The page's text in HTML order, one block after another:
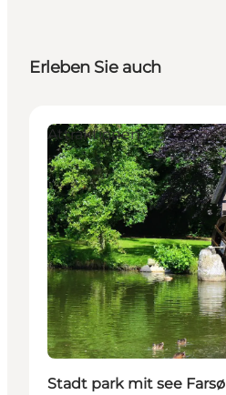
Erleben Sie auch
Attraktionen
Stadt park mit see Farsø